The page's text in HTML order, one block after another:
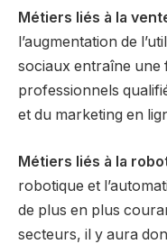
Métiers liés à la
l’augmentation de
sociaux entraîne une
professionnels
et du marketing en
Métiers liés à la
robotique et
de plus en plus
secteurs, il y aura